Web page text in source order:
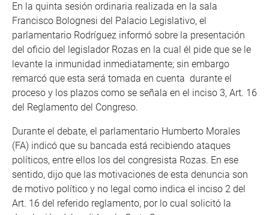
En la quinta sesión ordinaria realizada en la sala
Francisco Bolognesi del Palacio Legislativo, el
parlamentario Rodríguez informó sobre la presentación
del oficio del legislador Rozas en la cual él pide que se le
levante la inmunidad inmediatamente; sin embargo
remarcó que esta será tomada en cuenta durante el
proceso y los plazos como se señala en el inciso 3, Art. 16
del Reglamento del Congreso.
Durante el debate, el parlamentario Humberto Morales
(FA) indicó que su bancada está recibiendo ataques
políticos, entre ellos los del congresista Rozas. En ese
sentido, dijo que las motivaciones de esta denuncia son
de motivo político y no legal como indica el inciso 2 del
Art. 16 del referido reglamento, por lo cual solicitó la